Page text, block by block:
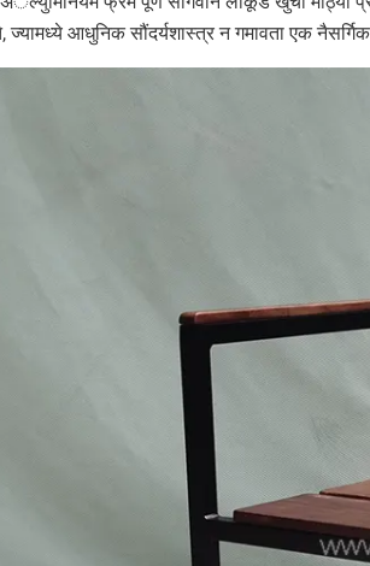
ज्यामध्ये आधुनिक सौंदर्यशास्त्र न गमावता एक